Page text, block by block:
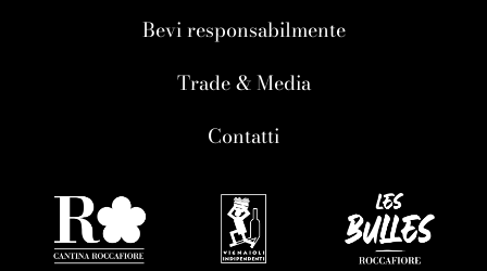
Bevi responsabilmente
Trade & Media
Contatti